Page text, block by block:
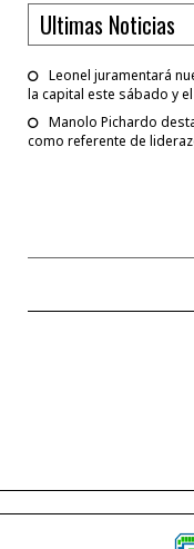
Ultimas Noticias
Leonel juramentará
la capital este sábado y
Manolo Pichardo
como referente de